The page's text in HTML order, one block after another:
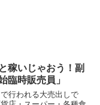
稼いじゃおう！副
臨時販売員」
行われる大売出しで